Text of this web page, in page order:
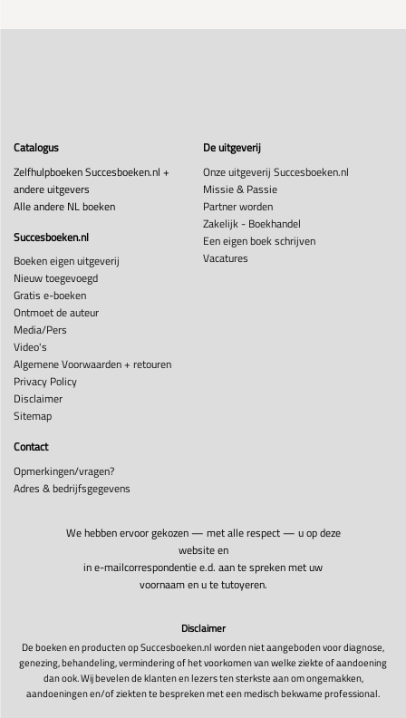
Catalogus
Zelfhulpboeken Succesboeken.nl +
andere uitgevers
Alle andere NL boeken
Succesboeken.nl
Boeken eigen uitgeverij
Nieuw toegevoegd
Gratis e-boeken
Ontmoet de auteur
Media/Pers
Video's
Algemene Voorwaarden + retouren
Privacy Policy
Disclaimer
Sitemap
De uitgeverij
Onze uitgeverij Succesboeken.nl
Missie & Passie
Partner worden
Zakelijk - Boekhandel
Een eigen boek schrijven
Vacatures
Contact
Opmerkingen/vragen?
Adres & bedrijfsgegevens
We hebben ervoor gekozen — met alle respect — u op deze
website en
in e-mailcorrespondentie e.d. aan te spreken met uw
voornaam en u te tutoyeren.
Disclaimer
De boeken en producten op Succesboeken.nl worden niet aangeboden voor diagnose,
genezing, behandeling, vermindering of het voorkomen van welke ziekte of aandoening
dan ook. Wij bevelen de klanten en lezers ten sterkste aan om ongemakken,
aandoeningen en/of ziekten te bespreken met een medisch bekwame professional.